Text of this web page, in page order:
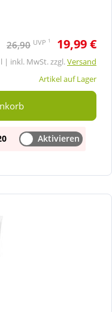
26,90 UVP 1 19,99 €
| inkl. MwSt. zzgl.Versand
Artikel auf Lager
Aktivieren